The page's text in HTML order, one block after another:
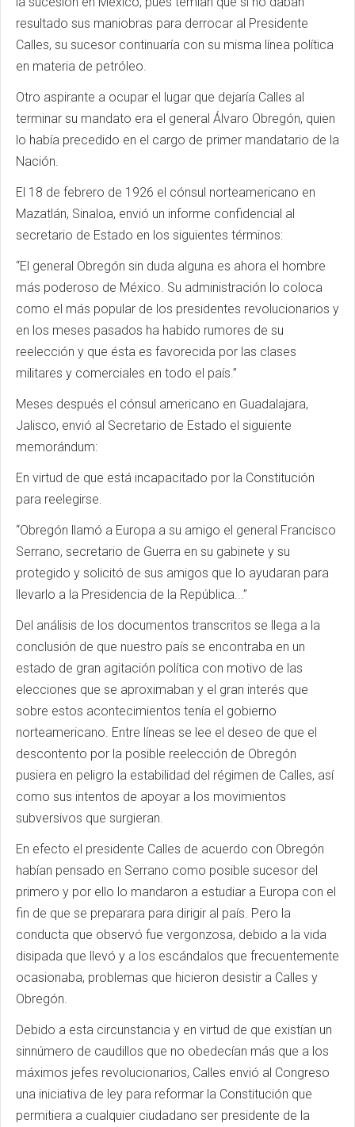
resultado sus maniobras para derrocar al Presidente
Calles, su sucesor continuaría con su misma línea política
en materia de petróleo.
Otro aspirante a ocupar el lugar que dejaría Calles al
terminar su mandato era el general Álvaro Obregón, quien
lo había precedido en el cargo de primer mandatario de la
Nación.
El 18 de febrero de 1926 el cónsul norteamericano en
Mazatlán, Sinaloa, envió un informe confidencial al
secretario de Estado en los siguientes términos:
“El general Obregón sin duda alguna es ahora el hombre
más poderoso de México. Su administración lo coloca
como el más popular de los presidentes revolucionarios y
en los meses pasados ha habido rumores de su
reelección y que ésta es favorecida por las clases
militares y comerciales en todo el país.”
Meses después el cónsul americano en Guadalajara,
Jalisco, envió al Secretario de Estado el siguiente
memorándum:
En virtud de que está incapacitado por la Constitución
para reelegirse.
“Obregón llamó a Europa a su amigo el general Francisco
Serrano, secretario de Guerra en su gabinete y su
protegido y solicitó de sus amigos que lo ayudaran para
llevarlo a la Presidencia de la República...”
Del análisis de los documentos transcritos se llega a la
conclusión de que nuestro país se encontraba en un
estado de gran agitación política con motivo de las
elecciones que se aproximaban y el gran interés que
sobre estos acontecimientos tenía el gobierno
norteamericano. Entre líneas se lee el deseo de que el
descontento por la posible reelección de Obregón
pusiera en peligro la estabilidad del régimen de Calles, así
como sus intentos de apoyar a los movimientos
subversivos que surgieran.
En efecto el presidente Calles de acuerdo con Obregón
habían pensado en Serrano como posible sucesor del
primero y por ello lo mandaron a estudiar a Europa con el
fin de que se preparara para dirigir al país. Pero la
conducta que observó fue vergonzosa, debido a la vida
disipada que llevó y a los escándalos que frecuentemente
ocasionaba, problemas que hicieron desistir a Calles y
Obregón.
Debido a esta circunstancia y en virtud de que existían un
sinnúmero de caudillos que no obedecían más que a los
máximos jefes revolucionarios, Calles envió al Congreso
una iniciativa de ley para reformar la Constitución que
permitiera a cualquier ciudadano ser presidente de la